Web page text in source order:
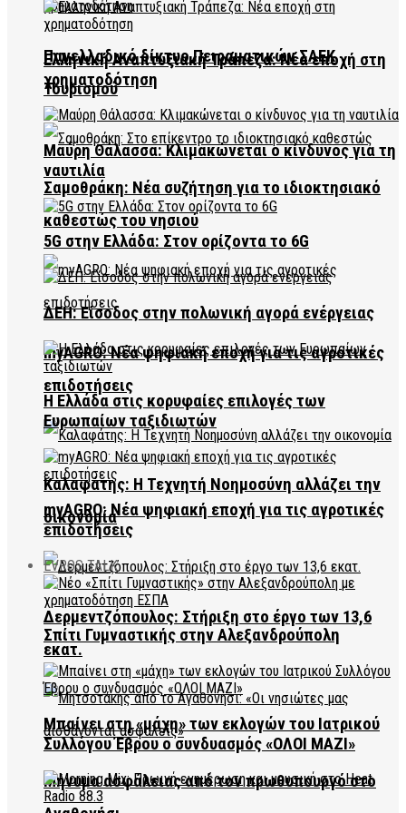
Πανελλαδικό δίκτυο Πειραματικών ΣΑΕΚ
Τουρισμού
Σαμοθράκη: Νέα συζήτηση για το ιδιοκτησιακό
καθεστώς του νησιού
myAGRO: Νέα ψηφιακή εποχή για τις αγροτικές
επιδοτήσεις
Καλαφάτης: Η Τεχνητή Νοημοσύνη αλλάζει την
οικονομία
Δερμεντζόπουλος: Στήριξη στο έργο των 13,6
εκατ.
Μήνυμα ασφάλειας από τον πρωθυπουργό στο
Ελληνική Αναπτυξιακή Τράπεζα: Νέα εποχή στη
χρηματοδότηση
Μαύρη Θάλασσα: Κλιμακώνεται ο κίνδυνος για τη
ναυτιλία
5G στην Ελλάδα: Στον ορίζοντα το 6G
ΔΕΗ: Είσοδος στην πολωνική αγορά ενέργειας
Η Ελλάδα στις κορυφαίες επιλογές των
Ευρωπαίων ταξιδιωτών
myAGRO: Νέα ψηφιακή εποχή για τις αγροτικές
επιδοτήσεις
EVROS TALK
Σπίτι Γυμναστικής στην Αλεξανδρούπολη
Μπαίνει στη «μάχη» των εκλογών του Ιατρικού
Συλλόγου Έβρου ο συνδυασμός «ΟΛΟΙ ΜΑΖΙ»